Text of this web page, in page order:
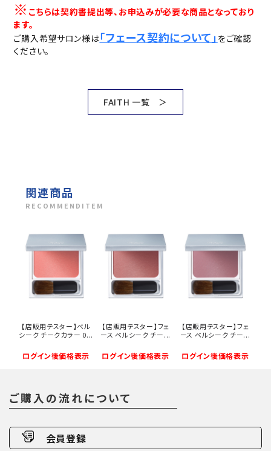
※ こちらは契約書提出等、お申込みが必要な商品となっており
ます。
ご購入希望サロン様は「フェース契約について」 をご確認
ください。
FAITH 一覧 ＞
関連商品
RECOMMENDITEM
【店販用テスター】ベル
シーク チークカラー 0...
ログイン後価格表示
【店販用テスター】フェ
ース ベルシーク チー...
ログイン後価格表示
【店販用テスター】フェ
ース ベルシーク チー...
ログイン後価格表示
ご購入の流れについて
会員登録